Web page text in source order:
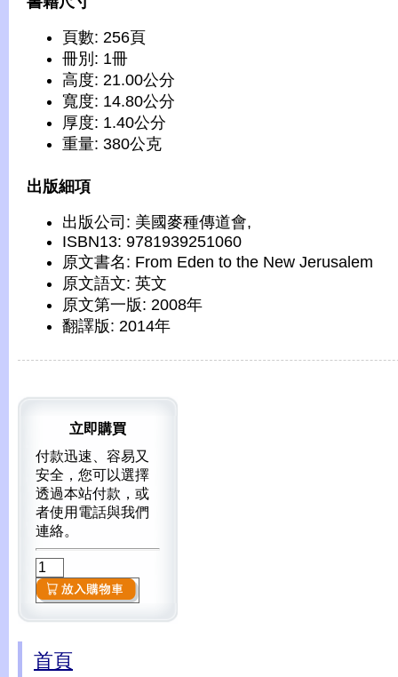
頁數: 256頁
冊別: 1冊
高度: 21.00公分
寬度: 14.80公分
厚度: 1.40公分
重量: 380公克
出版細項
出版公司: 美國麥種傳道會,
ISBN13: 9781939251060
原文書名: From Eden to the New Jerusalem
原文語文: 英文
原文第一版: 2008年
翻譯版: 2014年
立即購買
付款迅速、容易又
安全，您可以選擇
透過本站付款，或
者使用電話與我們
連絡。
首頁